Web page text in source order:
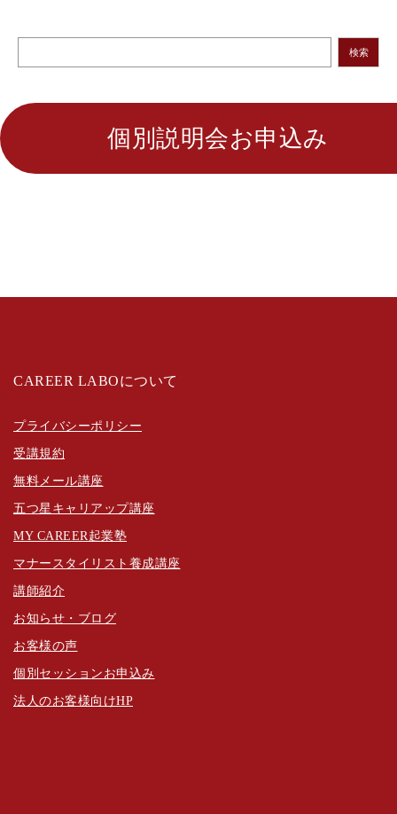
検索
個別説明会お申込み
CAREER LABOについて
プライバシーポリシー
受講規約
無料メール講座
五つ星キャリアップ講座
MY CAREER起業塾
マナースタイリスト養成講座
講師紹介
お知らせ・ブログ
お客様の声
個別セッションお申込み
法人のお客様向けHP